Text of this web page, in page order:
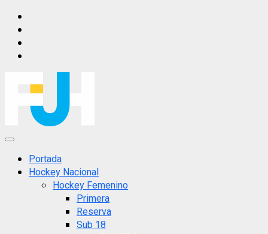
Saltar
contenido
Menú
principalPortada
Hockey Nacional
Hockey Femenino
Primera
Reserva
Sub 18